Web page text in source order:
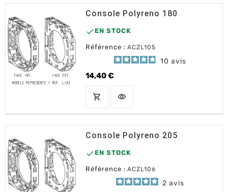
Console Polyreno 180
 EN STOCK
Référence : ACZL105
10 avis
14,40 €
Prix
shopping_cart AJOUTER AU PANIER
visibility
Console Polyreno 205
 EN STOCK
Référence : ACZL106
2 avis